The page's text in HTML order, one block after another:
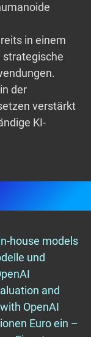
in einem
strategische
der
verstärkt
KI-
house models
und
and
OpenAI
Euro ein –